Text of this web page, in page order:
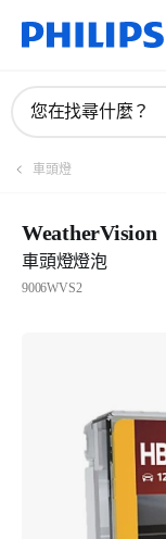
您在找尋什麼？
車頭燈
WeatherVision
車頭燈燈泡
9006WVS2